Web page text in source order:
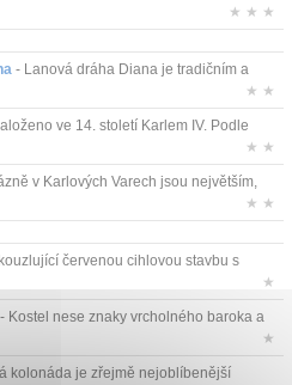
★ ★ ★
- Lanová dráha Diana je tradičním a
★ ★
ve 14. století Karlem IV. Podle
★ ★
v Karlových Varech jsou největším,
★ ★
červenou cihlovou stavbu s
★
- Kostel nese znaky vrcholného baroka a
★
kolonáda je zřejmě nejoblíbenější